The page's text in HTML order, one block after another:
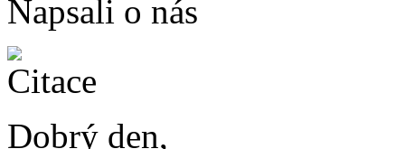
Napsali o nás
Dobrý den,